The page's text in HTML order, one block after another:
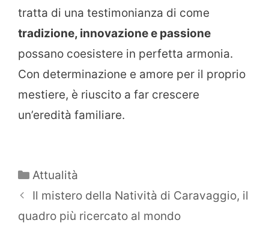
tratta di una testimonianza di come
tradizione, innovazione e passione
possano coesistere in perfetta armonia.
Con determinazione e amore per il proprio
mestiere, è riuscito a far crescere
un’eredità familiare.
Categorie
Attualità
Il mistero della Natività di Caravaggio, il
quadro più ricercato al mondo